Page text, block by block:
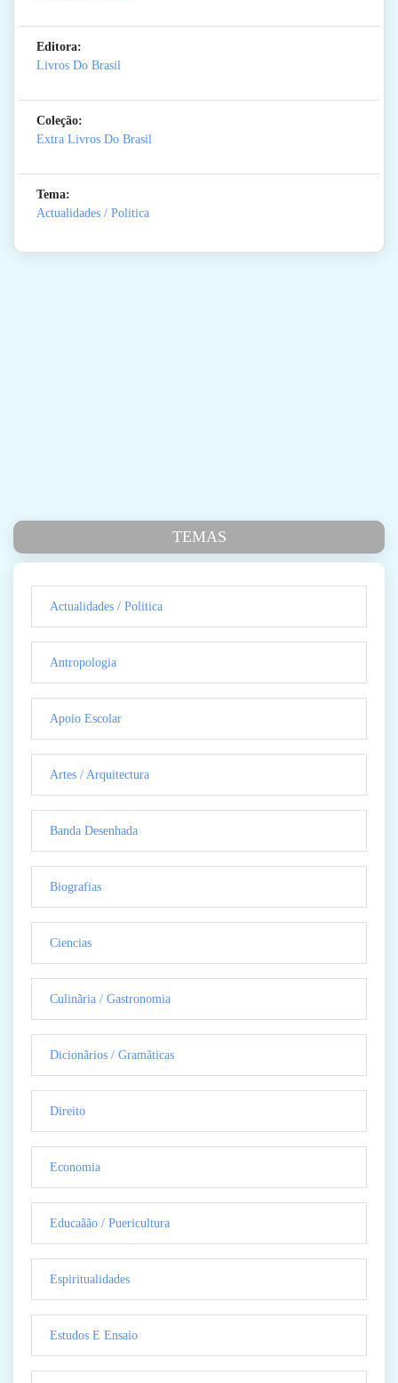
Editora:
Livros Do Brasil
Coleção:
Extra Livros Do Brasil
Tema:
Actualidades / Politica
TEMAS
Actualidades / Politica
Antropologia
Apoio Escolar
Artes / Arquitectura
Banda Desenhada
Biografias
Ciencias
Culinãria / Gastronomia
Dicionãrios / Gramãticas
Direito
Economia
Educaãão / Puericultura
Espiritualidades
Estudos E Ensaio